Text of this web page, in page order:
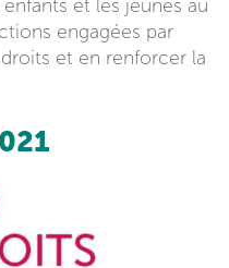
et les jeunes au
engagées par
et en renforcer la